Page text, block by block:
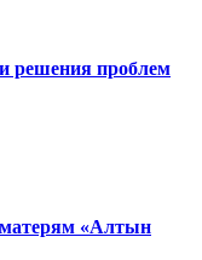
решения проблем
«Алтын